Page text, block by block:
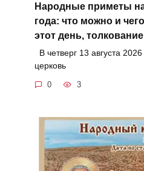
Народные приметы на
года: что можно и
этот день,
В четверг 13 августа
церковь
0 3